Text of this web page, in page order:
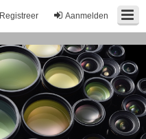
Aanmelden
Registreer